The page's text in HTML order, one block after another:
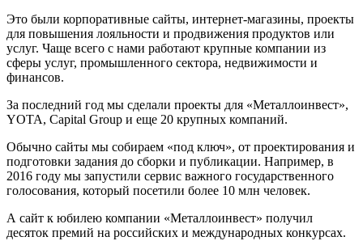
Это были корпоративные сайты, интернет-магазины, проекты
для повышения лояльности и продвижения продуктов или
услуг. Чаще всего с нами работают крупные компании из
сферы услуг, промышленного сектора, недвижимости и
финансов.
За последний год мы сделали проекты для «Металлоинвест»,
YOTA, Capital Group и еще 20 крупных компаний.
Обычно сайты мы собираем «под ключ», от проектирования и
подготовки задания до сборки и публикации. Например, в
2016 году мы запустили сервис важного государственного
голосования, который посетили более 10 млн человек.
А сайт к юбилею компании «Металлоинвест» получил
десяток премий на российских и международных конкурсах.